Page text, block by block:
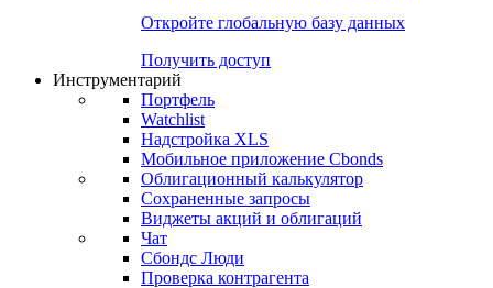
Откройте глобальную базу данных
Получить доступ
Инструментарий
Портфель
Watchlist
Надстройка XLS
Мобильное приложение Cbonds
Облигационный калькулятор
Сохраненные запросы
Виджеты акций и облигаций
Чат
Сбондс Люди
Проверка контрагента